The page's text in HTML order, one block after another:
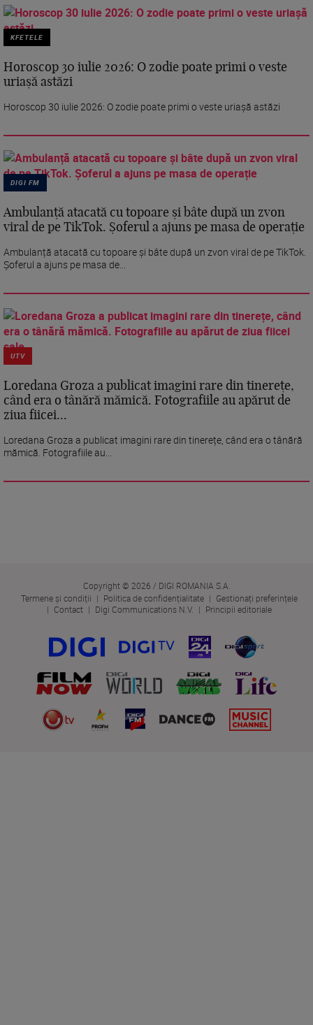
KFETELE
Horoscop 30 iulie 2026: O zodie poate primi o veste
uriașă astăzi
Horoscop 30 iulie 2026: O zodie poate primi o veste uriașă astăzi
DIGI FM
Ambulanță atacată cu topoare și bâte după un zvon
viral de pe TikTok. Șoferul a ajuns pe masa de operație
Ambulanță atacată cu topoare și bâte după un zvon viral de pe TikTok.
Șoferul a ajuns pe masa de...
UTV
Loredana Groza a publicat imagini rare din tinerețe,
când era o tânără mămică. Fotografiile au apărut de
ziua fiicei...
Loredana Groza a publicat imagini rare din tinerețe, când era o tânără
mămică. Fotografiile au...
Copyright © 2026 / DIGI ROMANIA S.A.
Termene și condiții
Politica de confidențialitate
Gestionați preferințele
Contact
Digi Communications N.V. Principii editoriale